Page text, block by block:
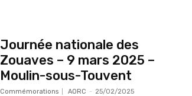
Journée nationale des
Zouaves – 9 mars 2025 –
Moulin-sous-Touvent
Commémorations AORC - 25/02/2025